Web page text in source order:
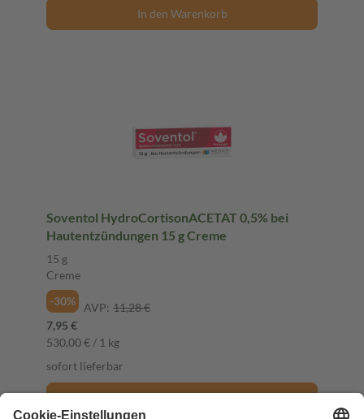
In den Warenkorb
Soventol HydroCortisonACETAT 0,5% bei
Hautentzündungen 15 g Creme
15 g
Creme
-30%
AVP: 11,28 €
7,95 €
530,00 € / 1 kg
sofort lieferbar